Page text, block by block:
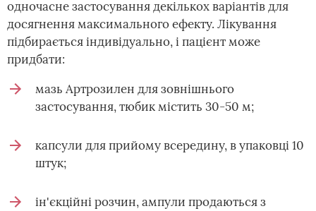
одночасне застосування декількох варіантів для
досягнення максимального ефекту. Лікування
підбирається індивідуально, і пацієнт може
придбати:
мазь Артрозилен для зовнішнього
застосування, тюбик містить 30-50 м;
капсули для прийому всередину, в упаковці 10
штук;
ін'єкційні розчин, ампули продаються з